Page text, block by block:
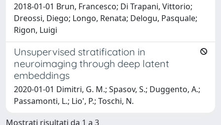
2018-01-01 Brun, Francesco; Di Trapani, Vittorio;
Dreossi, Diego; Longo, Renata; Delogu, Pasquale;
Rigon, Luigi
Unsupervised stratification in
neuroimaging through deep latent
embeddings
2020-01-01 Dimitri, G. M.; Spasov, S.; Duggento, A.;
Passamonti, L.; Lio', P.; Toschi, N.
Mostrati risultati da 1 a 3